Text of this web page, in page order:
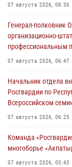
07 августа 2026, 08:30
Генерал-полковник
организационно-
профессиональным
07 августа 2026, 06:47
Начальник отдела
Росгвардии по
Всероссийском
07 августа 2026, 06:25
Команда
многоборье
07 августа 2026, 05:43